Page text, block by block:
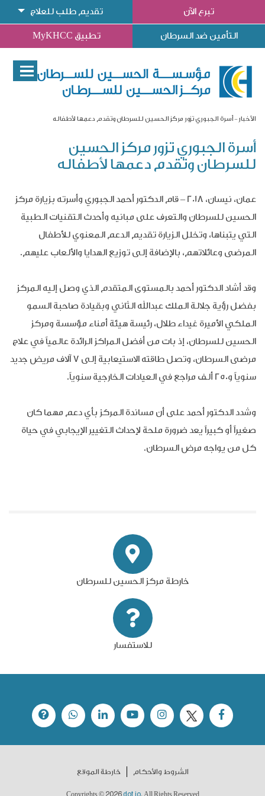
تبرع الآن تقديم طلب للعلاج
التأمين ضد السرطان تطبيق MyKHCC
الأخبار أسرة الجبوري تزور مركز الحسين للسرطان وتقدم دعمها لأطفاله
أسرة الجبوري تزور مركز الحسين
للسرطان وتقدم دعمها لأطفاله
عمان، نيسان، 2018 – قام الدكتور أحمد الجبوري وأسرته بزيارة مركز
الحسين للسرطان والتعرف على مبانيه وأحدث التقنيات الطبية
التي يتبناها، وتخلل الزيارة تقديم الدعم المعنوي للأطفال
المرضى وعائلاتهم، بالإضافة إلى توزيع الهدايا والألعاب عليهم.
وقد أشاد الدكتور أحمد بالمستوى المتقدم الذي وصل إليه المركز
بفضل رؤية جلالة الملك عبدالله الثاني وبقيادة صاحبة السمو
الملكي الأميرة غيداء طلال، رئيسة هيئة أمناء مؤسسة ومركز
الحسين للسرطان، إذ بات من أفضل المراكز الرائدة عالمياً في علاج
مرضى السرطان، وتصل طاقته الاستيعابية إلى 7 آلاف مريض جديد
سنوياً و250 ألف مراجع في العيادات الخارجية سنوياً.
وشدد الدكتور أحمد على أن مساندة المركز بأي دعم مهما كان
صغيراً أو كبيراً يعد ضرورة ملحة لإحداث التغيير الإيجابي في حياة
كل من يواجه مرض السرطان.
خارطة مركز الحسين للسرطان
للاستفسار
الشروط والأحكام خارطة الموقع
2026 dot.jo